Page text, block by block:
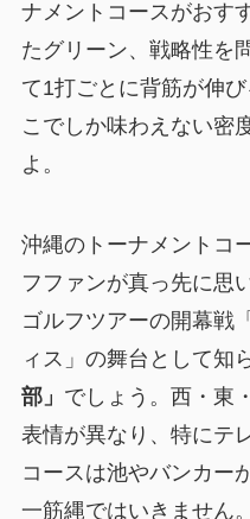
ナメントコースがおす
たグリーン、戦略性を
て1打ごとに背筋が伸
こでしか味わえない密
よ。
沖縄のトーナメントコ
フファンが真っ先に思
ゴルフツアーの開幕戦
ィス」の舞台として知
部」 でしょう。西・東
表情が異なり、特にテ
コースは池やバンカー
一筋縄ではいきません